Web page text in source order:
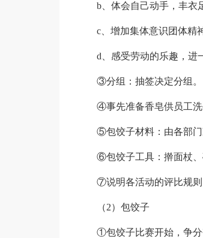
b、体会自己动手，丰衣
c、增加集体意识团体精
d、感受劳动的乐趣，进
③分组：抽签决定分组。
④事先准备香皂供员工洗
⑤包饺子材料：由各部门
⑥包饺子工具：擀面杖、
⑦说明各活动的评比规则
（2）包饺子
①包饺子比赛开始，争分